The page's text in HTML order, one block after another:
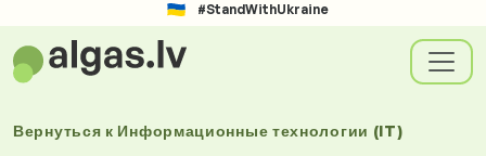
#StandWithUkraine
Вернуться к Информационные технологии (IT)